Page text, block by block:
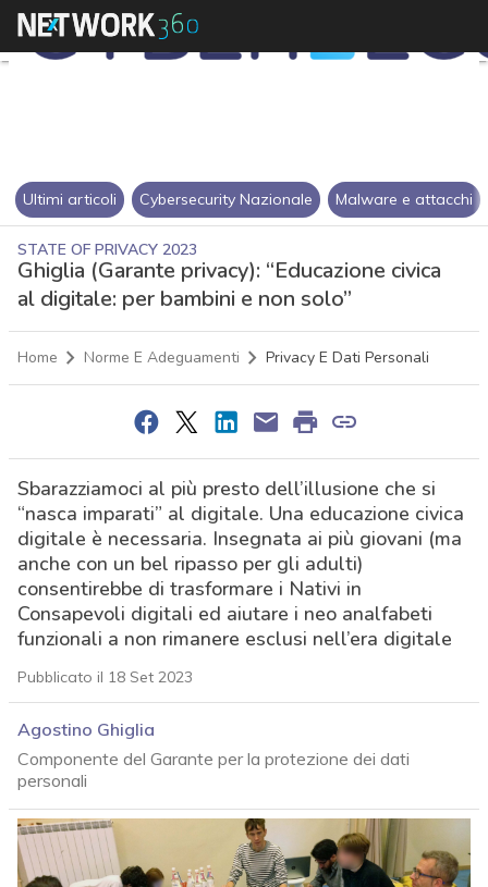
Ultimi articoli Cybersecurity Nazionale Malware e attacchi
STATE OF PRIVACY 2023
Ghiglia (Garante privacy): “Educazione civica
al digitale: per bambini e non solo”
Home Norme E Adeguamenti Privacy E Dati Personali
Sbarazziamoci al più presto dell’illusione che si
“nasca imparati” al digitale. Una educazione civica
digitale è necessaria. Insegnata ai più giovani (ma
anche con un bel ripasso per gli adulti)
consentirebbe di trasformare i Nativi in
Consapevoli digitali ed aiutare i neo analfabeti
funzionali a non rimanere esclusi nell’era digitale
Pubblicato il 18 Set 2023
Agostino Ghiglia
Componente del Garante per la protezione dei dati
personali